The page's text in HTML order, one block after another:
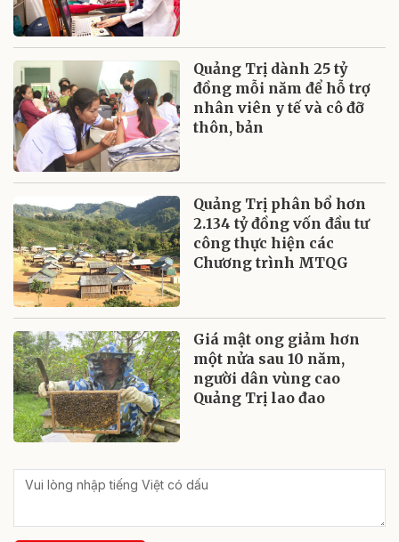
Quảng Trị dành 25 tỷ
đồng mỗi năm để hỗ trợ
nhân viên y tế và cô đỡ
thôn, bản
Quảng Trị phân bổ hơn
2.134 tỷ đồng vốn đầu tư
công thực hiện các
Chương trình MTQG
Giá mật ong giảm hơn
một nửa sau 10 năm,
người dân vùng cao
Quảng Trị lao đao